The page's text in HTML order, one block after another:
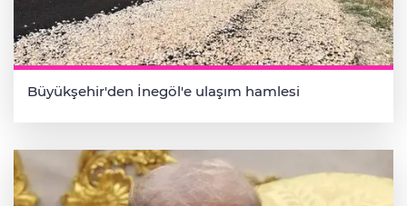
Büyükşehir'den İnegöl'e ulaşım hamlesi